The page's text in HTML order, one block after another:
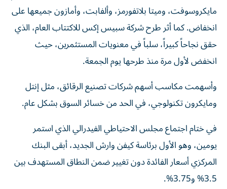
مايكروسوفت، وميتا بلاتفورمز، وألفابت، وأمازون جميعها على
انخفاض. كما أثر طرح شركة سبيس إكس للاكتتاب العام، الذي
حقق نجاحاً كبيراً، سلباً في معنويات المستثمرين، حيث
انخفض لأول مرة منذ طرحها يوم الجمعة.
وأسهمت مكاسب أسهم شركات تصنيع الرقائق، مثل إنتل
ومايكرون تكنولوجي، في الحد من خسائر السوق بشكل عام.
في ختام اجتماع مجلس الاحتياطي الفيدرالي الذي استمر
يومين، وهو الأول برئاسة كيفن وارش الجديد، أبقى البنك
المركزي أسعار الفائدة دون تغيير ضمن النطاق المستهدف بين
3.5% و3.75%.